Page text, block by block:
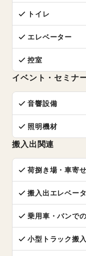
トイレ
エレベーター
控室
イベント・セミナ
音響設備
照明機材
搬入出関連
荷捌き場・車寄せ
搬入出エレベー
乗用車・バンで
小型トラック搬